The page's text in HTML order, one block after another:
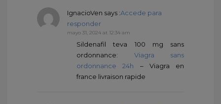
IgnacioVen says :Accede para
responder
mayo 31, 2024 at 12:34 am
Sildenafil teva 100 mg sans
ordonnance: Viagra sans
ordonnance 24h – Viagra en
france livraison rapide